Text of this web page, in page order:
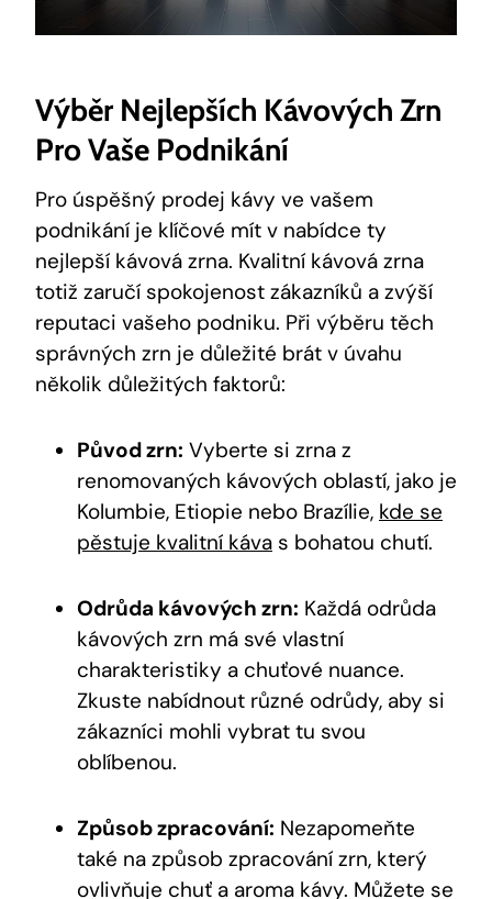
Výběr Nejlepších Kávových Zrn
Pro Vaše Podnikání
Pro úspěšný prodej kávy ve vašem
podnikání je klíčové mít v nabídce ty
nejlepší kávová zrna. Kvalitní kávová zrna
totiž zaručí spokojenost zákazníků a zvýší
reputaci vašeho podniku. Při výběru těch
správných zrn je důležité brát v úvahu
několik důležitých faktorů:
Původ zrn: Vyberte si zrna z
renomovaných kávových oblastí, jako je
Kolumbie, Etiopie nebo Brazílie, kde se
pěstuje kvalitní káva s bohatou chutí.
Odrůda kávových zrn: Každá odrůda
kávových zrn má své vlastní
charakteristiky a chuťové nuance.
Zkuste nabídnout různé odrůdy, aby si
zákazníci mohli vybrat tu svou
oblíbenou.
Způsob zpracování: Nezapomeňte
také na způsob zpracování zrn, který
ovlivňuje chuť a aroma kávy. Můžete se